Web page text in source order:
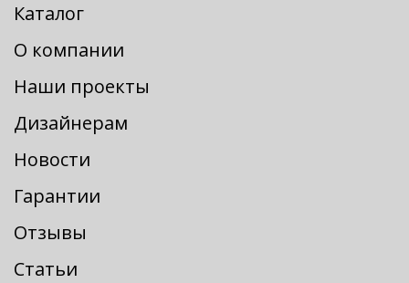
Каталог
О компании
Наши проекты
Дизайнерам
Новости
Гарантии
Отзывы
Статьи